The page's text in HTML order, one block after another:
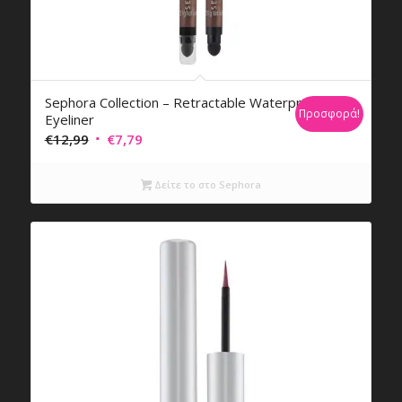
Sephora Collection – Retractable Waterproof
Eyeliner
€12,99 Original
€12,99.
€7,79Η
τιμή
είναι:
€7,79.
Προσφορά!
Δείτε το στο Sephora